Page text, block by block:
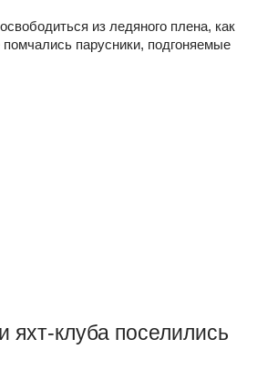
из ледяного плена, как
парусники, подгоняемые
яхт-клуба поселились